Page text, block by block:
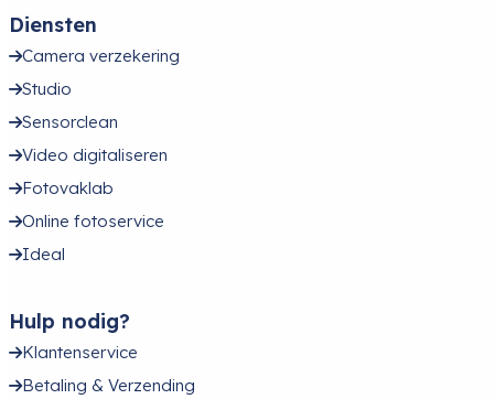
Diensten
Camera verzekering
Studio
Sensorclean
Video digitaliseren
Fotovaklab
Online fotoservice
Ideal
Hulp nodig?
Klantenservice
Betaling & Verzending